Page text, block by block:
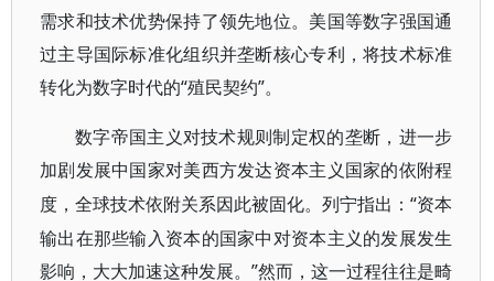
需求和技术优势保持了领先地位。美国等数字强国通
过主导国际标准化组织并垄断核心专利，将技术标准
转化为数字时代的“殖民契约”。
数字帝国主义对技术规则制定权的垄断，进一步
加剧发展中国家对美西方发达资本主义国家的依附程
度，全球技术依附关系因此被固化。列宁指出：“资本
输出在那些输入资本的国家中对资本主义的发展发生
影响，大大加速这种发展。”然而，这一过程往往是畸